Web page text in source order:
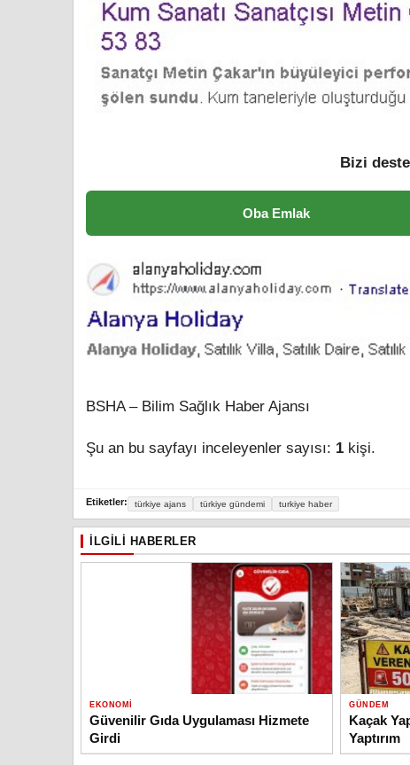
Bizi
Oba Emlak
BSHA – Bilim Sağlık Haber Ajansı
Şu an bu sayfayı inceleyenler sayısı: 1 kişi.
Etiketler: türkiye ajans türkiye gündemi turkiye haber
İLGILI HABERLER
EKONOMI
Güvenilir Gıda Uygulaması Hizmete
Girdi
GÜNDEM
Kaçak
Yaptırım